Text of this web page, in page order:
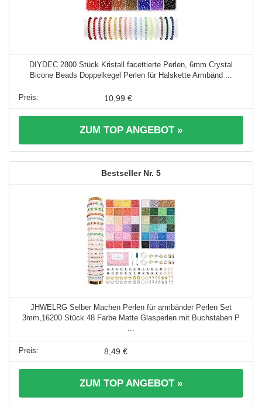
DIYDEC 2800 Stück Kristall facettierte Perlen, 6mm Crystal
Bicone Beads Doppelkegel Perlen für Halskette Armbänd ...
10,99 €
ZUM TOP ANGEBOT »
5
JHWELRG Selber Machen Perlen für armbänder Perlen Set
3mm,16200 Stück 48 Farbe Matte Glasperlen mit Buchstaben P
8,49 €
ZUM TOP ANGEBOT »